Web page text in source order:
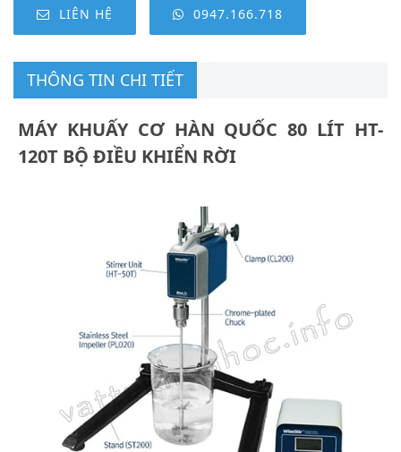
LIÊN HỆ 0947.166.718
THÔNG TIN CHI TIẾT
MÁY KHUẤY CƠ HÀN QUỐC 80 LÍT HT-
120T BỘ ĐIỀU KHIỂN RỜI